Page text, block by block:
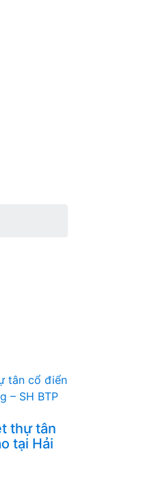
thự tân
tại Hải